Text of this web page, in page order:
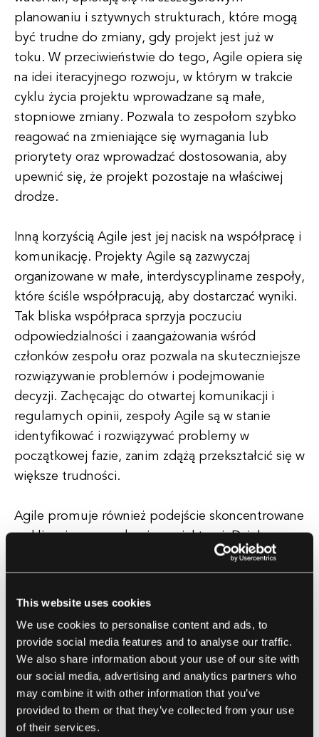
This website uses cookies
We use cookies to personalise content and ads, to
provide social media features and to analyse our traffic.
We also share information about your use of our site with
our social media, advertising and analytics partners who
may combine it with other information that you’ve
provided to them or that they’ve collected from your use
of their services.
planowaniu i sztywnych strukturach, które mogą
być trudne do zmiany, gdy projekt jest już w
toku. W przeciwieństwie do tego, Agile opiera się
na idei iteracyjnego rozwoju, w którym w trakcie
cyklu życia projektu wprowadzane są małe,
stopniowe zmiany. Pozwala to zespołom szybko
reagować na zmieniające się wymagania lub
priorytety oraz wprowadzać dostosowania, aby
upewnić się, że projekt pozostaje na właściwej
drodze.
Inną korzyścią Agile jest jej nacisk na współpracę i
komunikację. Projekty Agile są zazwyczaj
organizowane w małe, interdyscyplinarne zespoły,
które ściśle współpracują, aby dostarczać wyniki.
Tak bliska współpraca sprzyja poczuciu
odpowiedzialności i zaangażowania wśród
członków zespołu oraz pozwala na skuteczniejsze
rozwiązywanie problemów i podejmowanie
decyzji. Zachęcając do otwartej komunikacji i
regularnych opinii, zespoły Agile są w stanie
identyfikować i rozwiązywać problemy w
początkowej fazie, zanim zdążą przekształcić się w
większe trudności.
Agile promuje również podejście skoncentrowane
na kliencie w zarządzaniu projektami. Dzieląc
projekty na mniejsze, bardziej zrozumiałe części,
zespoły mogą dostarczać wartość klientom
szybciej i bardziej konsekwentnie. To pozwala na
zapewniając, że finalny produkt spełnia potrzeby i
oczekiwania użytkowników końcowych. Angażując
klientów w proces rozwoju od samego początku,
zespoły Agile są w stanie budować produkty,
które mają większe szanse na sukces na rynku.